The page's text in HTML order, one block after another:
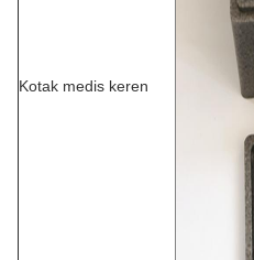
Kotak medis keren